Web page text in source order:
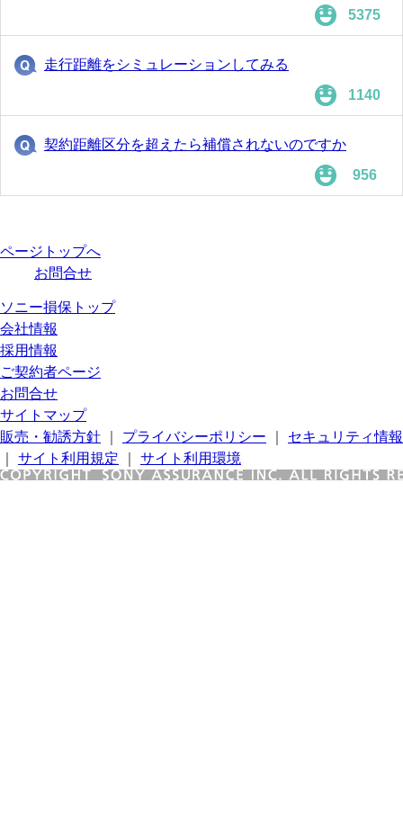
5375
走行距離をシミュレーションしてみる
1140
契約距離区分を超えたら補償されないのですか
956
ページトップへ
お問合せ
ソニー損保トップ
会社情報
採用情報
ご契約者ページ
お問合せ
サイトマップ
販売・勧誘方針
プライバシーポリシー
セキュリティ情報
サイト利用規定 サイト利用環境